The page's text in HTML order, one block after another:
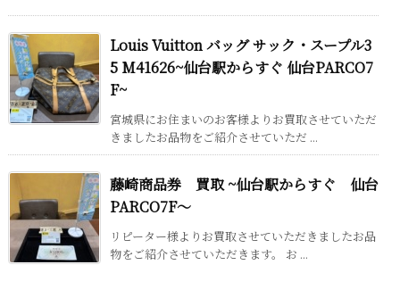
Louis Vuitton バッグ サック・スープル3
5 M41626~仙台駅からすぐ 仙台PARCO7
F~
宮城県にお住まいのお客様よりお買取させていただ
きましたお品物をご紹介させていただ ...
藤崎商品券 買取 ~仙台駅からすぐ 仙台
PARCO7F～
リピーター様よりお買取させていただきましたお品
物をご紹介させていただきます。 お ...